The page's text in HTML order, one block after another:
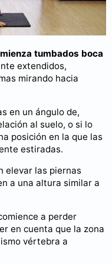
tumbados boca
extendidos,
mirando hacia
en un ángulo de,
al suelo, o si lo
posición en la que las
estiradas.
elevar las piernas
a una altura similar a
a perder
en cuenta que la zona
vértebra a